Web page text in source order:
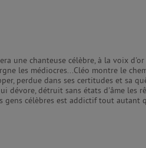
une chanteuse célèbre, à la voix
les médiocres...Cléo montre le
perdue dans ses certitudes et sa
dévore, détruit sans états d'âme
gens célèbres est addictif tout